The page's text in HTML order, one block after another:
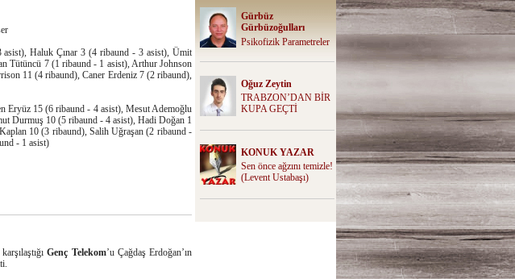
Haluk Çınar 3 (4 ribaund - 3 asist), Ümit
Tütüncü 7 (1 ribaund - 1 asist), Arthur Johnson
11 (4 ribaund), Caner Erdeniz 7 (2 ribaund),
Eryüz 15 (6 ribaund - 4 asist), Mesut Ademoğlu
Durmuş 10 (5 ribaund - 4 asist), Hadi Doğan 1
10 (3 ribaund), Salih Uğraşan (2 ribaund -
- 1 asist)
Genç Telekom’u Çağdaş Erdoğan’ın
Gürbüz
Gürbüzoğulları
Psikofizik Parametreler
Oğuz Zeytin
TRABZON’DAN BİR
KUPA GEÇTİ
KONUK YAZAR
Sen önce ağzını temizle!
(Levent Ustabaşı)